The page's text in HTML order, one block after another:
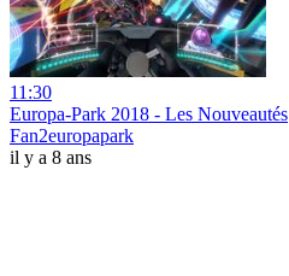
11:30
Europa-Park 2018 - Les Nouveautés
Fan2europapark
il y a 8 ans